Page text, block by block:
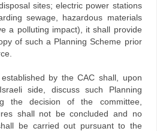
sites; electric power stations
sewage, hazardous materials
a polluting impact), it shall provide
of such a Planning Scheme prior
by the CAC shall, upon
side, discuss such Planning
the decision of the committee,
shall not be concluded and no
be carried out pursuant to the